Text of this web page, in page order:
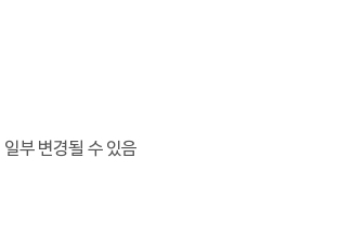
일부 변경될 수 있음